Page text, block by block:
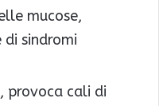
mucose,
sindromi
provoca cali di